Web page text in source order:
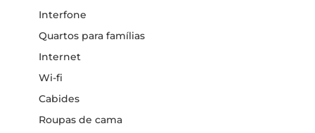
Interfone
Quartos para famílias
Internet
Wi-fi
Cabides
Roupas de cama